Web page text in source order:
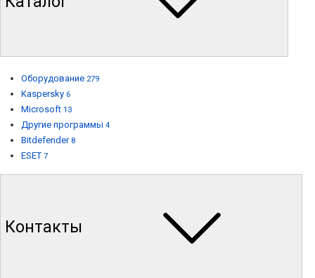
Оборудование 279
Kaspersky 6
Microsoft 13
Другие программы 4
Bitdefender 8
ESET 7
Контакты